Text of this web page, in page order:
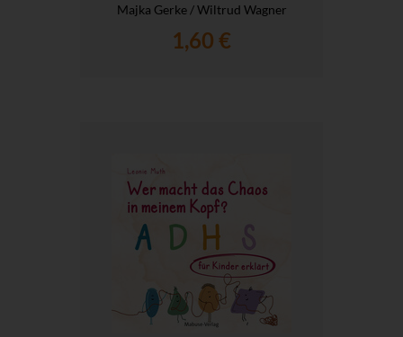
Majka Gerke / Wiltrud Wagner
1,60 €